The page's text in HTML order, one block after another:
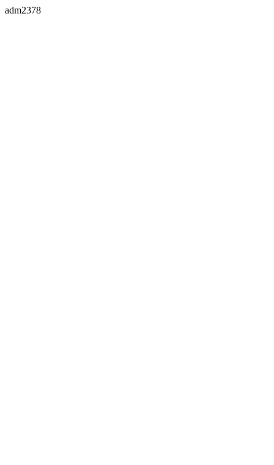
adm2378